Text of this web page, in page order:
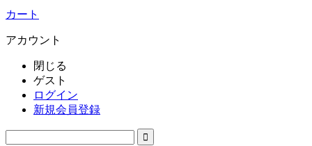
カート
アカウント
閉じる
ゲスト
ログイン
新規会員登録